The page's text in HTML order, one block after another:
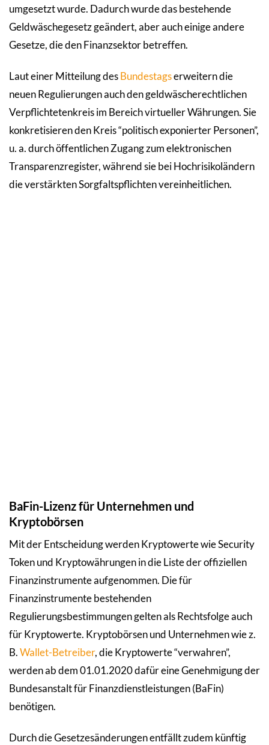
umgesetzt wurde. Dadurch wurde das bestehende
Geldwäschegesetz geändert, aber auch einige andere
Gesetze, die den Finanzsektor betreffen.
Laut einer Mitteilung desBundestagserweitern die
neuen Regulierungen auch den geldwäscherechtlichen
Verpflichtetenkreis im Bereich virtueller Währungen. Sie
konkretisieren den Kreis “politisch exponierter Personen”,
u. a. durch öffentlichen Zugang zum elektronischen
Transparenzregister, während sie bei Hochrisikoländern
die verstärkten Sorgfaltspflichten vereinheitlichen.
BaFin-Lizenz für Unternehmen und
Kryptobörsen
Mit der Entscheidung werden Kryptowerte wie Security
Token und Kryptowährungen in die Liste der offiziellen
Finanzinstrumente aufgenommen. Die für
Finanzinstrumente bestehenden
Regulierungsbestimmungen gelten als Rechtsfolge auch
für Kryptowerte. Kryptobörsen und Unternehmen wie z.
B.Wallet-Betreiber, die Kryptowerte “verwahren”,
werden ab dem 01.01.2020 dafür eine Genehmigung der
Bundesanstalt für Finanzdienstleistungen (BaFin)
benötigen.
Durch die Gesetzesänderungen entfällt zudem künftig